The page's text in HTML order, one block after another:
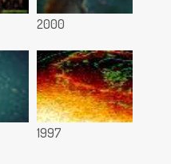
2000
1997